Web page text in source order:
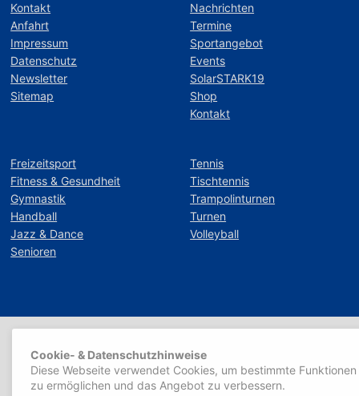
Kontakt
Anfahrt
Impressum
Datenschutz
Newsletter
Sitemap
Nachrichten
Termine
Sportangebot
Events
SolarSTARK19
Shop
Kontakt
Freizeitsport
Fitness & Gesundheit
Gymnastik
Handball
Jazz & Dance
Senioren
Tennis
Tischtennis
Trampolinturnen
Turnen
Volleyball
Cookie- & Datenschutzhinweise
Diese Webseite verwendet Cookies, um bestimmte Funktionen
zu ermöglichen und das Angebot zu verbessern.